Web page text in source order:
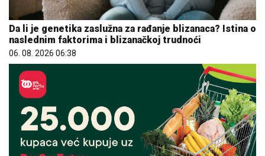
Da li je genetika zaslužna za rađanje blizanaca? Istina o
naslednim faktorima i blizanačkoj trudnoći
06. 08. 2026 06:38